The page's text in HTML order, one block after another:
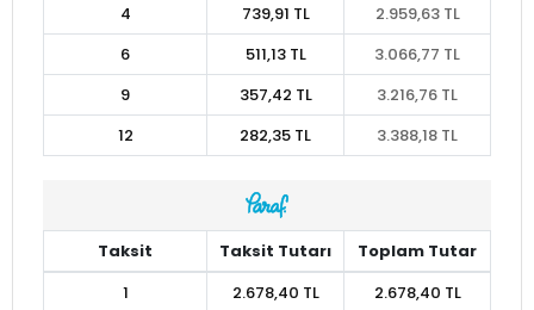
4
739,91 TL
2.959,63 TL
6
511,13 TL
3.066,77 TL
9
357,42 TL
3.216,76 TL
12
282,35 TL 3.388,18 TL
Taksit Taksit Tutarı
Toplam Tutar
1
2.678,40 TL
2.678,40 TL